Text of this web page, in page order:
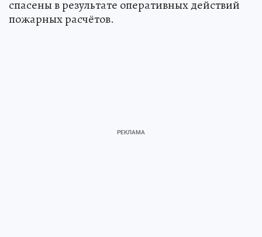
спасены в результате оперативных действий
пожарных расчётов.